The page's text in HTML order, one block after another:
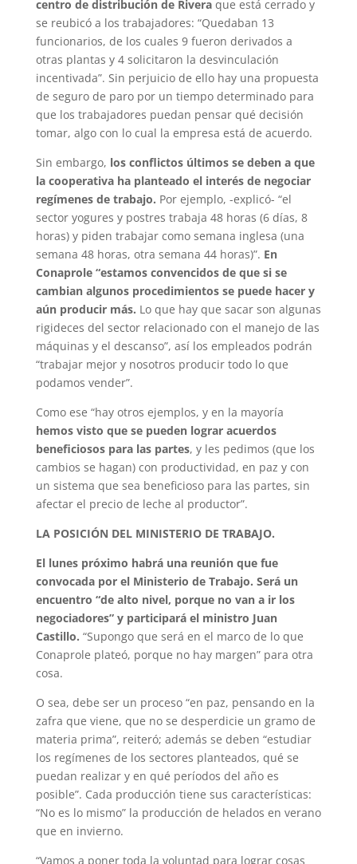
centro de distribución de Riveraque está cerrado y
se reubicó a los trabajadores: “Quedaban 13
funcionarios, de los cuales 9 fueron derivados a
otras plantas y 4 solicitaron la desvinculación
incentivada”. Sin perjuicio de ello hay una propuesta
de seguro de paro por un tiempo determinado para
que los trabajadores puedan pensar qué decisión
tomar, algo con lo cual la empresa está de acuerdo.
Sin embargo, los conflictos últimos se deben a que
la cooperativa ha planteado el interés de negociar
regímenes de trabajo. Por ejemplo, -explicó- “el
sector yogures y postres trabaja 48 horas (6 días, 8
horas) y piden trabajar como semana inglesa (una
semana 48 horas, otra semana 44 horas)”. En
Conaprole “estamos convencidos de que si se
cambian algunos procedimientos se puede hacer y
aún producir más. Lo que hay que sacar son algunas
rigideces del sector relacionado con el manejo de las
máquinas y el descanso”, así los empleados podrán
“trabajar mejor y nosotros producir todo lo que
podamos vender”.
Como ese “hay otros ejemplos, y en la mayoría
hemos visto que se pueden lograr acuerdos
beneficiosos para las partes, y les pedimos (que los
cambios se hagan) con productividad, en paz y con
un sistema que sea beneficioso para las partes, sin
afectar el precio de leche al productor”.
LA POSICIÓN DEL MINISTERIO DE TRABAJO.
El lunes próximo habrá una reunión que fue
convocada por el Ministerio de Trabajo. Será un
encuentro “de alto nivel, porque no van a ir los
negociadores” y participará el ministro Juan
Castillo. “Supongo que será en el marco de lo que
Conaprole plateó, porque no hay margen” para otra
cosa.
O sea, debe ser un proceso “en paz, pensando en la
zafra que viene, que no se desperdicie un gramo de
materia prima”, reiteró; además se deben “estudiar
los regímenes de los sectores planteados, qué se
puedan realizar y en qué períodos del año es
posible”. Cada producción tiene sus características:
“No es lo mismo” la producción de helados en verano
que en invierno.
“Vamos a poner toda la voluntad para lograr cosas